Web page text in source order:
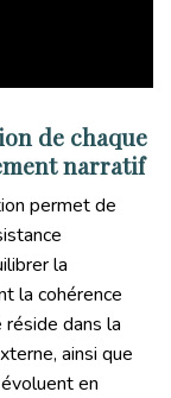
de chaque
narratif
permet de
la
la cohérence
réside dans la
ainsi que
en